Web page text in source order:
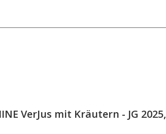
VerJus mit Kräutern - JG 2025,